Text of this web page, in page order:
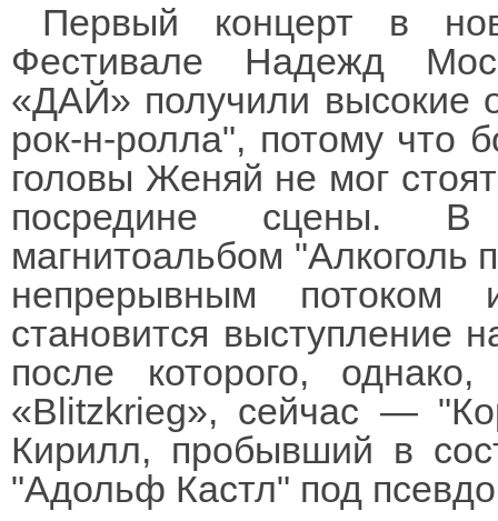
Первый концерт в
Фестивале Надежд
«ДАЙ» получили высокие
рок-н-ролла", потому что
головы Женяй не мог
посредине сцены. В
магнитоальбом
непрерывным потоком
становится выступление
после которого,
«Blitzkrieg», сейчас —
Кирилл, пробывший в
"Адольф Кастл" под